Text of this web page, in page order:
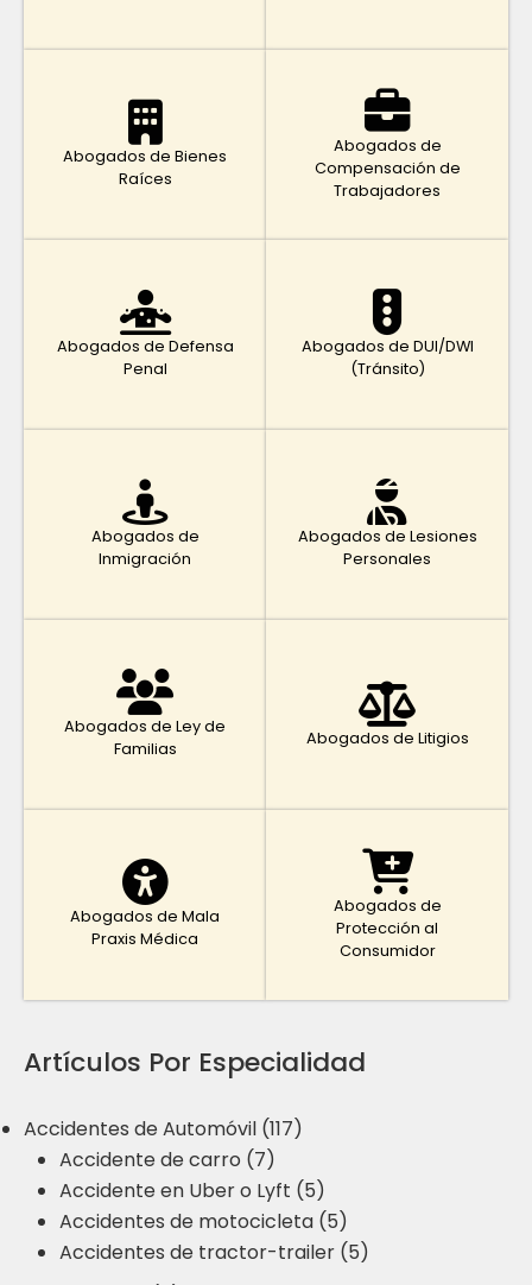
Abogados de Bienes
Raíces
Abogados de
Compensación de
Trabajadores
Abogados de Defensa
Penal
Abogados de DUI/DWI
(Tránsito)
Abogados de
Inmigración
Abogados de Lesiones
Personales
Abogados de Ley de
Familias
Abogados de Litigios
Abogados de Mala
Praxis Médica
Abogados de
Protección al
Consumidor
Artículos Por Especialidad
Accidentes de Automóvil (117)
Accidente de carro (7)
Accidente en Uber o Lyft (5)
Accidentes de motocicleta (5)
Accidentes de tractor-trailer (5)